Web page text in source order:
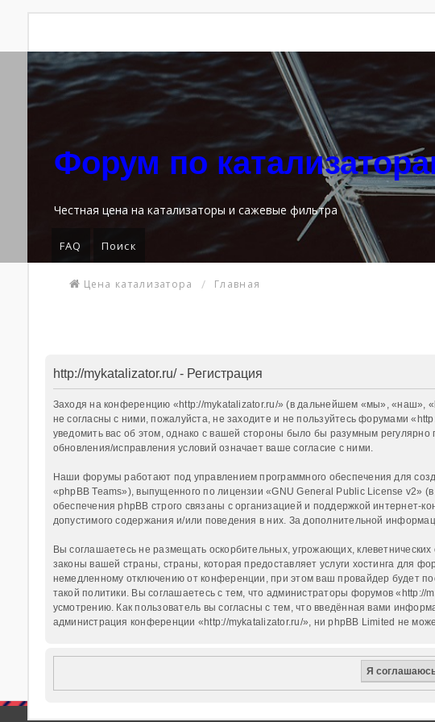
Форум по
Честная цена на катализаторы и сажевые фильтра
FAQ Поиск
Цена катализатора Главная
http://mykatalizator.ru/ - Регистрация
Заходя на конференцию «http://mykatalizator.ru/» (в дальнейшем «мы», «наш»,
не согласны с ними, пожалуйста, не заходите и не пользуйтесь форумами
уведомить вас об этом, однако с вашей стороны было бы разумным регулярно
обновления/исправления условий означает ваше согласие с ними.
Наши форумы работают под управлением программного обеспечения для
«phpBB Teams»), выпущенного по лицензии «GNU General Public License v2»
обеспечения phpBB строго связаны с организацией и поддержкой интернет-
допустимого содержания и/или поведения в них. За дополнительной
Вы соглашаетесь не размещать оскорбительных, угрожающих,
законы вашей страны, страны, которая предоставляет услуги хостинга для
немедленному отключению от конференции, при этом ваш провайдер будет
такой политики. Вы соглашаетесь с тем, что администраторы форумов
усмотрению. Как пользователь вы согласны с тем, что введённая вами
администрация конференции «http://mykatalizator.ru/», ни phpBB Limited не